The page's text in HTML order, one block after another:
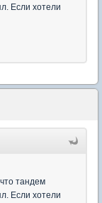
Если хотели
тандем
Если хотели